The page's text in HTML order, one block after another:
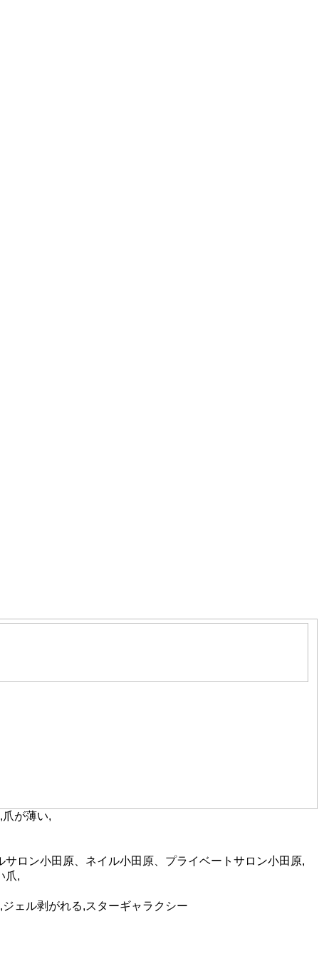
が薄い,
ロン小田原、ネイル小田原、プライベートサロン小田原,
爪,
ェル剥がれる,スターギャラクシー